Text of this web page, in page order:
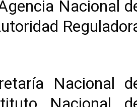
Nacional
Nacional